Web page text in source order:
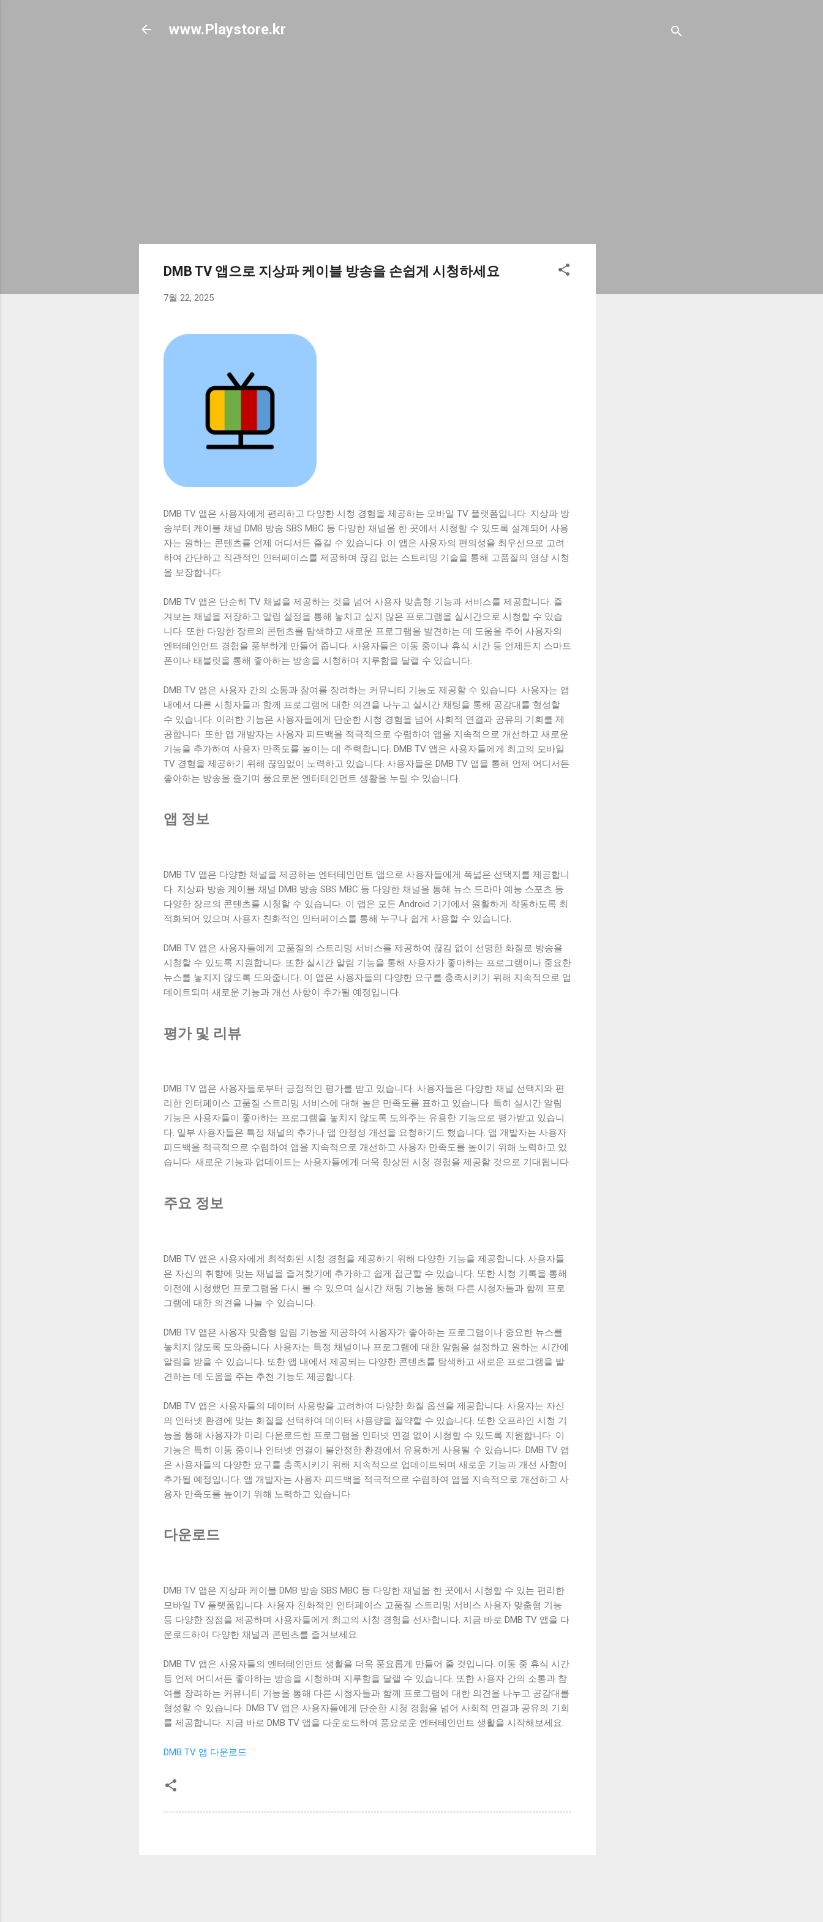
www.Playstore.kr
DMB TV 앱으로 지상파 케이블 방송을 손쉽게 시청하세요
7월 22, 2025
DMB TV 앱은 사용자에게 편리하고 다양한 시청 경험을 제공하는 모바일 TV 플랫폼입니다. 지상파 방
송부터 케이블 채널 DMB 방송 SBS MBC 등 다양한 채널을 한 곳에서 시청할 수 있도록 설계되어 사용
자는 원하는 콘텐츠를 언제 어디서든 즐길 수 있습니다. 이 앱은 사용자의 편의성을 최우선으로 고려
하여 간단하고 직관적인 인터페이스를 제공하며 끊김 없는 스트리밍 기술을 통해 고품질의 영상 시청
을 보장합니다.
DMB TV 앱은 단순히 TV 채널을 제공하는 것을 넘어 사용자 맞춤형 기능과 서비스를 제공합니다. 즐
겨보는 채널을 저장하고 알림 설정을 통해 놓치고 싶지 않은 프로그램을 실시간으로 시청할 수 있습
니다. 또한 다양한 장르의 콘텐츠를 탐색하고 새로운 프로그램을 발견하는 데 도움을 주어 사용자의
엔터테인먼트 경험을 풍부하게 만들어 줍니다. 사용자들은 이동 중이나 휴식 시간 등 언제든지 스마트
폰이나 태블릿을 통해 좋아하는 방송을 시청하며 지루함을 달랠 수 있습니다.
DMB TV 앱은 사용자 간의 소통과 참여를 장려하는 커뮤니티 기능도 제공할 수 있습니다. 사용자는 앱
내에서 다른 시청자들과 함께 프로그램에 대한 의견을 나누고 실시간 채팅을 통해 공감대를 형성할
수 있습니다. 이러한 기능은 사용자들에게 단순한 시청 경험을 넘어 사회적 연결과 공유의 기회를 제
공합니다. 또한 앱 개발자는 사용자 피드백을 적극적으로 수렴하여 앱을 지속적으로 개선하고 새로운
기능을 추가하여 사용자 만족도를 높이는 데 주력합니다. DMB TV 앱은 사용자들에게 최고의 모바일
TV 경험을 제공하기 위해 끊임없이 노력하고 있습니다. 사용자들은 DMB TV 앱을 통해 언제 어디서든
좋아하는 방송을 즐기며 풍요로운 엔터테인먼트 생활을 누릴 수 있습니다.
앱 정보
DMB TV 앱은 다양한 채널을 제공하는 엔터테인먼트 앱으로 사용자들에게 폭넓은 선택지를 제공합니
다. 지상파 방송 케이블 채널 DMB 방송 SBS MBC 등 다양한 채널을 통해 뉴스 드라마 예능 스포츠 등
다양한 장르의 콘텐츠를 시청할 수 있습니다. 이 앱은 모든 Android 기기에서 원활하게 작동하도록 최
적화되어 있으며 사용자 친화적인 인터페이스를 통해 누구나 쉽게 사용할 수 있습니다.
DMB TV 앱은 사용자들에게 고품질의 스트리밍 서비스를 제공하여 끊김 없이 선명한 화질로 방송을
시청할 수 있도록 지원합니다. 또한 실시간 알림 기능을 통해 사용자가 좋아하는 프로그램이나 중요한
뉴스를 놓치지 않도록 도와줍니다. 이 앱은 사용자들의 다양한 요구를 충족시키기 위해 지속적으로 업
데이트되며 새로운 기능과 개선 사항이 추가될 예정입니다.
평가 및 리뷰
DMB TV 앱은 사용자들로부터 긍정적인 평가를 받고 있습니다. 사용자들은 다양한 채널 선택지와 편
리한 인터페이스 고품질 스트리밍 서비스에 대해 높은 만족도를 표하고 있습니다. 특히 실시간 알림
기능은 사용자들이 좋아하는 프로그램을 놓치지 않도록 도와주는 유용한 기능으로 평가받고 있습니
다. 일부 사용자들은 특정 채널의 추가나 앱 안정성 개선을 요청하기도 했습니다. 앱 개발자는 사용자
피드백을 적극적으로 수렴하여 앱을 지속적으로 개선하고 사용자 만족도를 높이기 위해 노력하고 있
습니다. 새로운 기능과 업데이트는 사용자들에게 더욱 향상된 시청 경험을 제공할 것으로 기대됩니다.
주요 정보
DMB TV 앱은 사용자에게 최적화된 시청 경험을 제공하기 위해 다양한 기능을 제공합니다. 사용자들
은 자신의 취향에 맞는 채널을 즐겨찾기에 추가하고 쉽게 접근할 수 있습니다. 또한 시청 기록을 통해
이전에 시청했던 프로그램을 다시 볼 수 있으며 실시간 채팅 기능을 통해 다른 시청자들과 함께 프로
그램에 대한 의견을 나눌 수 있습니다.
DMB TV 앱은 사용자 맞춤형 알림 기능을 제공하여 사용자가 좋아하는 프로그램이나 중요한 뉴스를
놓치지 않도록 도와줍니다. 사용자는 특정 채널이나 프로그램에 대한 알림을 설정하고 원하는 시간에
알림을 받을 수 있습니다. 또한 앱 내에서 제공되는 다양한 콘텐츠를 탐색하고 새로운 프로그램을 발
견하는 데 도움을 주는 추천 기능도 제공합니다.
DMB TV 앱은 사용자들의 데이터 사용량을 고려하여 다양한 화질 옵션을 제공합니다. 사용자는 자신
의 인터넷 환경에 맞는 화질을 선택하여 데이터 사용량을 절약할 수 있습니다. 또한 오프라인 시청 기
능을 통해 사용자가 미리 다운로드한 프로그램을 인터넷 연결 없이 시청할 수 있도록 지원합니다. 이
기능은 특히 이동 중이나 인터넷 연결이 불안정한 환경에서 유용하게 사용될 수 있습니다. DMB TV 앱
은 사용자들의 다양한 요구를 충족시키기 위해 지속적으로 업데이트되며 새로운 기능과 개선 사항이
추가될 예정입니다. 앱 개발자는 사용자 피드백을 적극적으로 수렴하여 앱을 지속적으로 개선하고 사
용자 만족도를 높이기 위해 노력하고 있습니다.
다운로드
DMB TV 앱은 지상파 케이블 DMB 방송 SBS MBC 등 다양한 채널을 한 곳에서 시청할 수 있는 편리한
모바일 TV 플랫폼입니다. 사용자 친화적인 인터페이스 고품질 스트리밍 서비스 사용자 맞춤형 기능
등 다양한 장점을 제공하며 사용자들에게 최고의 시청 경험을 선사합니다. 지금 바로 DMB TV 앱을 다
운로드하여 다양한 채널과 콘텐츠를 즐겨보세요.
DMB TV 앱은 사용자들의 엔터테인먼트 생활을 더욱 풍요롭게 만들어 줄 것입니다. 이동 중 휴식 시간
등 언제 어디서든 좋아하는 방송을 시청하며 지루함을 달랠 수 있습니다. 또한 사용자 간의 소통과 참
여를 장려하는 커뮤니티 기능을 통해 다른 시청자들과 함께 프로그램에 대한 의견을 나누고 공감대를
형성할 수 있습니다. DMB TV 앱은 사용자들에게 단순한 시청 경험을 넘어 사회적 연결과 공유의 기회
를 제공합니다. 지금 바로 DMB TV 앱을 다운로드하여 풍요로운 엔터테인먼트 생활을 시작해보세요.
DMB TV 앱 다운로드